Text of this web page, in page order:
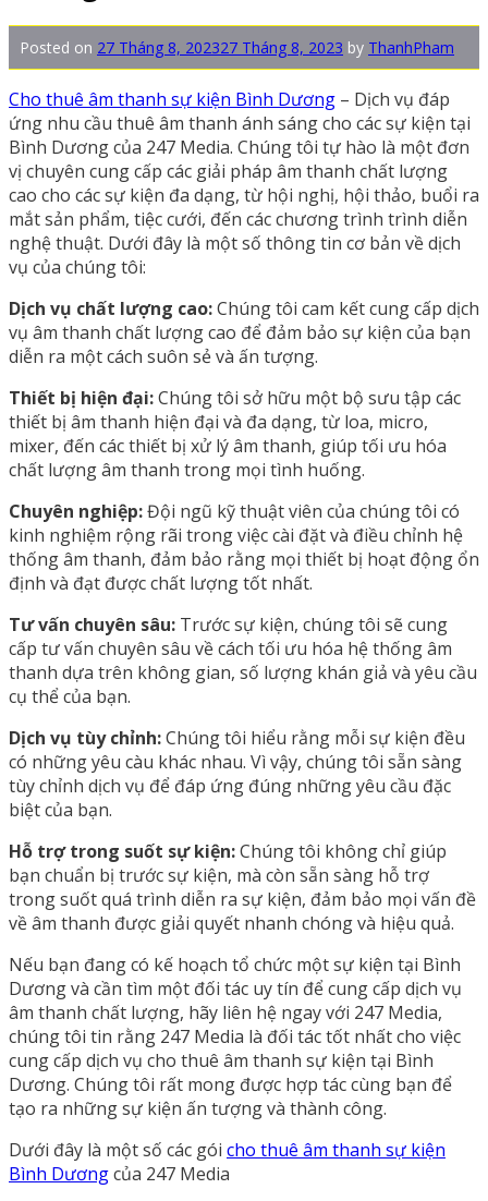
Posted on 27 Tháng 8, 202327 Tháng 8, 2023 by ThanhPham
Cho thuê âm thanh sự kiện Bình Dương – Dịch vụ đáp
ứng nhu cầu thuê âm thanh ánh sáng cho các sự kiện tại
Bình Dương của 247 Media. Chúng tôi tự hào là một đơn
vị chuyên cung cấp các giải pháp âm thanh chất lượng
cao cho các sự kiện đa dạng, từ hội nghị, hội thảo, buổi ra
mắt sản phẩm, tiệc cưới, đến các chương trình trình diễn
nghệ thuật. Dưới đây là một số thông tin cơ bản về dịch
vụ của chúng tôi:
Dịch vụ chất lượng cao:Chúng tôi cam kết cung cấp dịch
vụ âm thanh chất lượng cao để đảm bảo sự kiện của bạn
diễn ra một cách suôn sẻ và ấn tượng.
Thiết bị hiện đại:Chúng tôi sở hữu một bộ sưu tập các
thiết bị âm thanh hiện đại và đa dạng, từ loa, micro,
mixer, đến các thiết bị xử lý âm thanh, giúp tối ưu hóa
chất lượng âm thanh trong mọi tình huống.
Chuyên nghiệp:Đội ngũ kỹ thuật viên của chúng tôi có
kinh nghiệm rộng rãi trong việc cài đặt và điều chỉnh hệ
thống âm thanh, đảm bảo rằng mọi thiết bị hoạt động ổn
định và đạt được chất lượng tốt nhất.
Tư vấn chuyên sâu: Trước sự kiện, chúng tôi sẽ cung
cấp tư vấn chuyên sâu về cách tối ưu hóa hệ thống âm
thanh dựa trên không gian, số lượng khán giả và yêu cầu
cụ thể của bạn.
Dịch vụ tùy chỉnh:Chúng tôi hiểu rằng mỗi sự kiện đều
có những yêu càu khác nhau. Vì vậy, chúng tôi sẵn sàng
tùy chỉnh dịch vụ để đáp ứng đúng những yêu cầu đặc
biệt của bạn.
Hỗ trợ trong suốt sự kiện:Chúng tôi không chỉ giúp
bạn chuẩn bị trước sự kiện, mà còn sẵn sàng hỗ trợ
trong suốt quá trình diễn ra sự kiện, đảm bảo mọi vấn đề
về âm thanh được giải quyết nhanh chóng và hiệu quả.
Nếu bạn đang có kế hoạch tổ chức một sự kiện tại Bình
Dương và cần tìm một đối tác uy tín để cung cấp dịch vụ
âm thanh chất lượng, hãy liên hệ ngay với 247 Media,
chúng tôi tin rằng 247 Media là đối tác tốt nhất cho việc
cung cấp dịch vụ cho thuê âm thanh sự kiện tại Bình
Dương. Chúng tôi rất mong được hợp tác cùng bạn để
tạo ra những sự kiện ấn tượng và thành công.
Dưới đây là một số các gói cho thuê âm thanh sự kiện
Bình Dươngcủa 247 Media